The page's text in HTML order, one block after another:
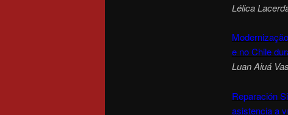
Lélica
e no Chile
Luan Aiuá
Reparación
asistencia a